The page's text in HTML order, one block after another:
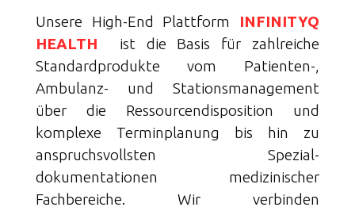
Unsere High-End Plattform INFINITYQ
HEALTH
ist die Basis für zahlreiche
Standard­produkte vom Patienten-,
Ambulanz- und Stations­management
über die Ressourcen­disposition und
komplexe Terminplanung bis hin zu
anspruchs­vollsten Spezial­
dokumentationen medizinischer
Fachbereiche. Wir verbinden